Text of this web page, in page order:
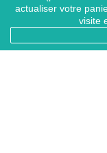
de
actualiser votre
visite